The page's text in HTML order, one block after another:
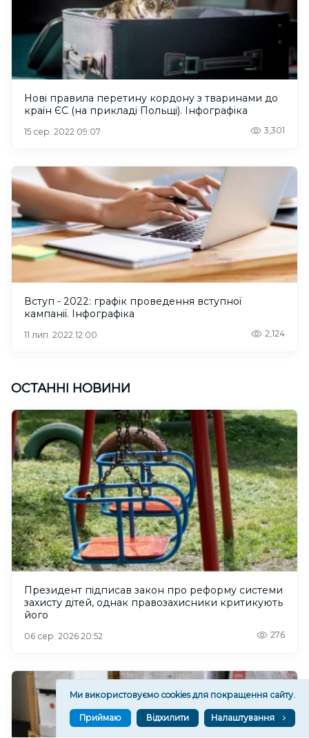
Нові правила перетину кордону з тваринами до
країн ЄС (на прикладі Польщі). Інфографіка
15 сер. 2022 09:07 3,301
Вступ - 2022: графік проведення вступної
кампанії. Інфографіка
11 лип. 2022 12:00 2,124
ОСТАННІ НОВИНИ
Президент підписав закон про реформу системи
захисту дітей, однак правозахисники критикують
його
06 сер. 2026 20:52 276
Ми використовуємо cookies для покращення сайту.
Приймаю Відхилити Налаштування